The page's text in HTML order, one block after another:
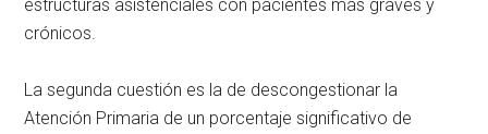
estructu­ras asistenciales con pacientes más graves y
crónicos.
La segunda cuestión es la de descongestionar la
Atención Pri­maria de un porcentaje significa­tivo de